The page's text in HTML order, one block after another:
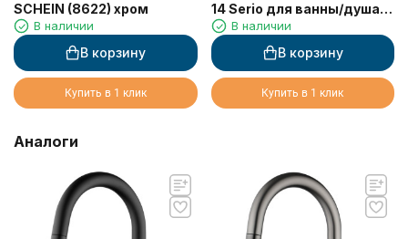
SCHEIN (8622) хром
В наличии
В корзину
Купить в 1 клик
14 Serio для ванны/душа с
термостатом белый
В наличии
В корзину
Купить в 1 клик
Аналоги